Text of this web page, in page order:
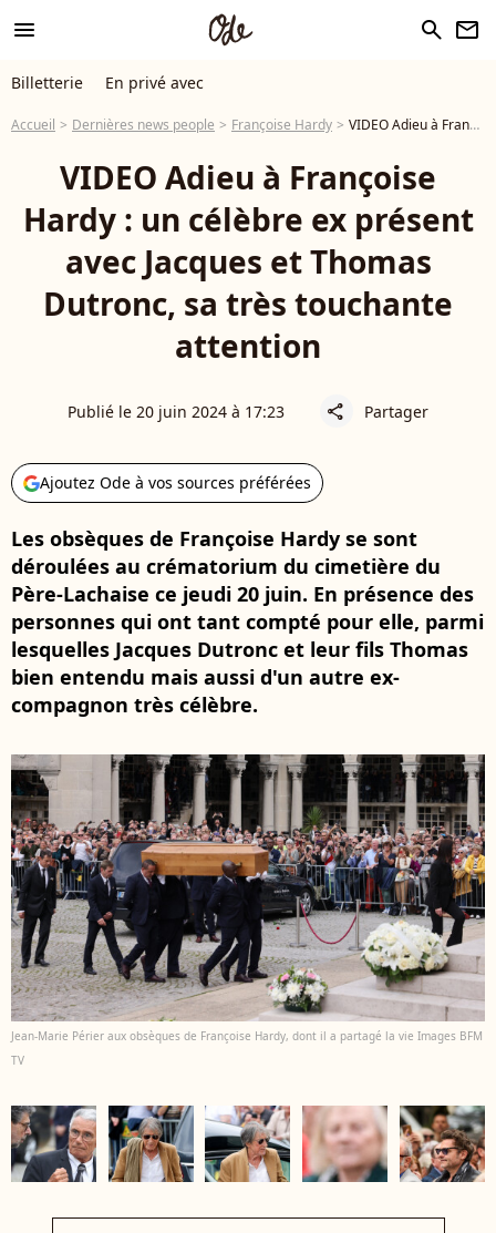
menu search newsletter
Billetterie En privé avec
Accueil Dernières news people Françoise Hardy VIDEO Adieu à Françoise Hardy : un célèbre ex présent avec Jacques et Thomas Dutronc, sa très touchante attention
VIDEO Adieu à Françoise
Hardy : un célèbre ex présent
avec Jacques et Thomas
Dutronc, sa très touchante
attention
Publié le 20 juin 2024 à 17:23 share Partager
Ajoutez Ode à vos sources préférées
Les obsèques de Françoise Hardy se sont
déroulées au crématorium du cimetière du
Père-Lachaise ce jeudi 20 juin. En présence des
personnes qui ont tant compté pour elle, parmi
lesquelles Jacques Dutronc et leur fils Thomas
bien entendu mais aussi d'un autre ex-
compagnon très célèbre.
Jean-Marie Périer aux obsèques de Françoise Hardy, dont il a partagé la vie Images BFM
TV